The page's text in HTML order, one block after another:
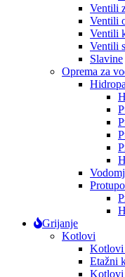
Ventili
Ventili
Ventili
Ventili
Slavine
Oprema za
Grijanje
Kotlovi
Kotlovi
Etažni
Kotlovi